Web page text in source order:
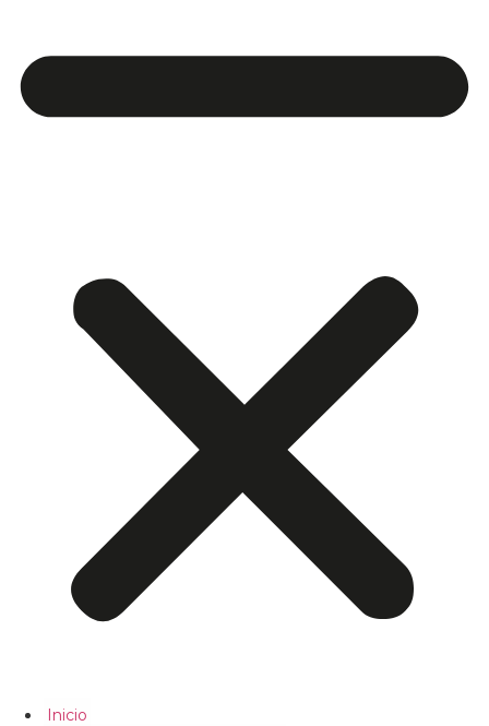
Inicio